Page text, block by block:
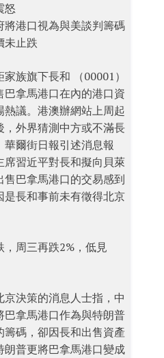
怒
將港口視為與美談判籌碼
未止跌
族旗下長和 （00001）
巴拿馬港口在內的港口資
熱議。港澳辦網站上周起
，外界猜測中方或不滿長
華爾街日報引述消息報
席習近平對長和擬向貝萊
售巴拿馬港口的交易感到
是長和事前未有徵得北京
，周三再跌2%，低見
京決策的消息人士指，中
巴拿馬港口作為與特朗普
籌碼，卻因長和出售資產
朗普更將巴拿馬港口變成